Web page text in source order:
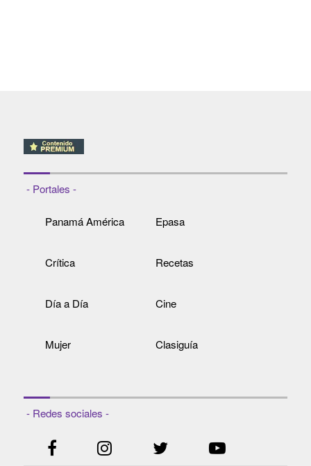
- Portales -
Panamá América Epasa
Crítica Recetas
Día a Día Cine
Mujer Clasiguía
- Redes sociales -